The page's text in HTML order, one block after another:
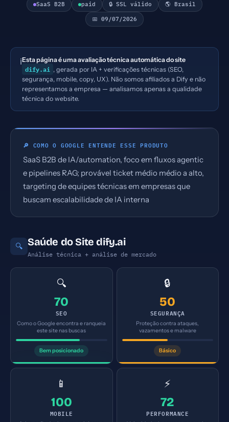
SaaS B2B paid 🔒 SSL válido 🌎 Brasil
📅 09/07/2026
ℹ️Esta página é uma avaliação técnica automática do site
dify.ai , gerada por IA + verificações técnicas (SEO,
segurança, mobile, copy, UX). Não somos afiliados a Dify e não
representamos a empresa — analisamos apenas a qualidade
técnica do website.
🔎 COMO O GOOGLE ENTENDE ESSE PRODUTO
SaaS B2B de IA/automation, foco em fluxos agentic
e pipelines RAG; provável ticket médio médio a alto,
targeting de equipes técnicas em empresas que
buscam escalabilidade de IA interna
🔍 Saúde do Site dify.ai
Análise técnica + análise de mercado
🔍
70
SEO
Como o Google encontra e ranqueia
este site nas buscas
Bem posicionado
🔒
50
SEGURANÇA
Proteção contra ataques,
vazamentos e malware
Básico
📱
100
MOBILE
⚡
72
PERFORMANCE